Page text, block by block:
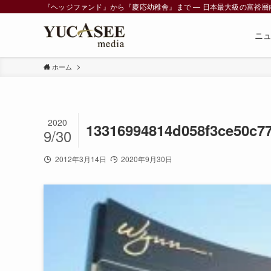
『ヘッジファンド』から『慶応幼稚舎』まで ― 日本最大級の富裕
ニ
ホーム
2020
9/30
2012年3月14日 2020年9月30日